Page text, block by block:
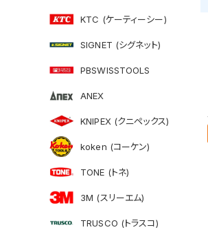
KTC (ケーティーシー)
SIGNET (シグネット)
PBSWISSTOOLS
ANEX
KNIPEX (クニペックス)
koken (コーケン)
TONE (トネ)
3M (スリーエム)
TRUSCO (トラスコ)